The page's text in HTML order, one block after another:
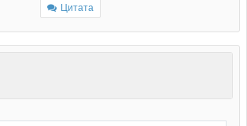
Цитата